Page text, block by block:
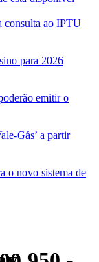
consulta ao IPTU
para 2026
emitir o
Gás’ a partir
o novo sistema de